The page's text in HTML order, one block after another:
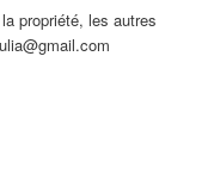
propriété, les autres